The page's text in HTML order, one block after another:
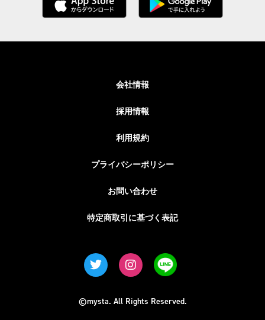
会社情報
採用情報
利用規約
プライバシーポリシー
お問い合わせ
特定商取引に基づく表記
©mysta. All Rights Reserved.